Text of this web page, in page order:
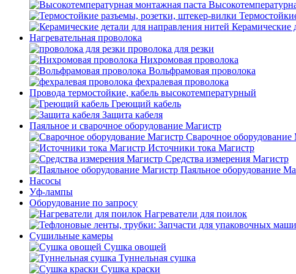
Керамические
Нагревательная проволока
проволока для резки
Нихромовая проволока
Вольфрамовая проволока
фехралевая проволока
Провода термостойкие, кабель высокотемпературный
Греющий кабель
Защита кабеля
Паяльное и сварочное оборудование Магистр
Сварочное оборудование
Источники тока Магистр
Средства измерения Магистр
Паяльное оборудование
Насосы
Уф-лампы
Оборудование по запросу
Нагреватели для поилок
Сушильные камеры
Сушка овощей
Туннельная сушка
Сушка краски